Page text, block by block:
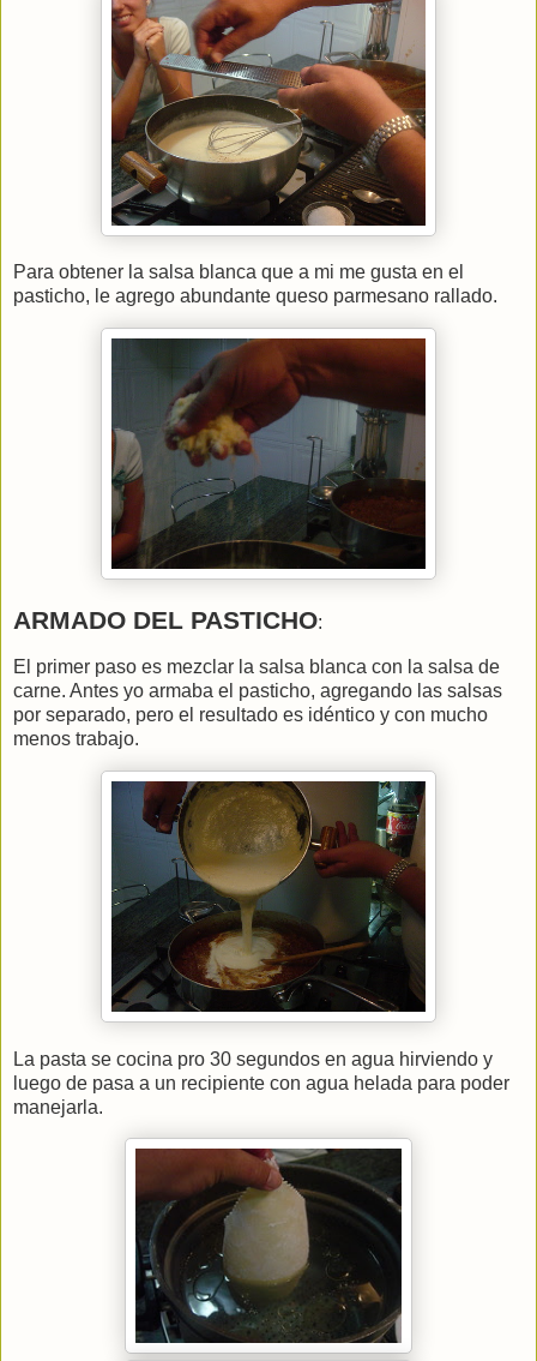
Para obtener la salsa blanca que a mi me gusta en el
pasticho, le agrego abundante queso parmesano rallado.
ARMADO DEL PASTICHO:
El primer paso es mezclar la salsa blanca con la salsa de
carne. Antes yo armaba el pasticho, agregando las salsas
por separado, pero el resultado es idéntico y con mucho
menos trabajo.
La pasta se cocina pro 30 segundos en agua hirviendo y
luego de pasa a un recipiente con agua helada para poder
manejarla.